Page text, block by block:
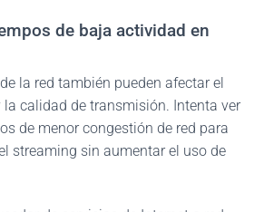
de baja actividad en
la red también pueden afectar el
calidad de transmisión. Intenta ver
de menor congestión de red para
streaming sin aumentar el uso de